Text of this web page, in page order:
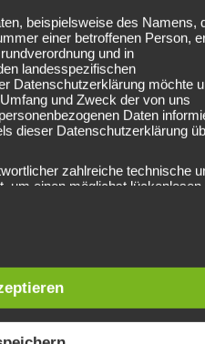
beispielsweise des Namens,
einer betroffenen Person,
und in
landesspezifischen
Datenschutzerklärung möchte
und Zweck der von uns
Daten
dieser Datenschutzerklärung
zahlreiche technische
um einen möglichst lückenlosen
Datenübertragungen
sodass ein absoluter Schutz